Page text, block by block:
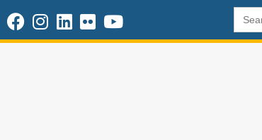
Search
for: